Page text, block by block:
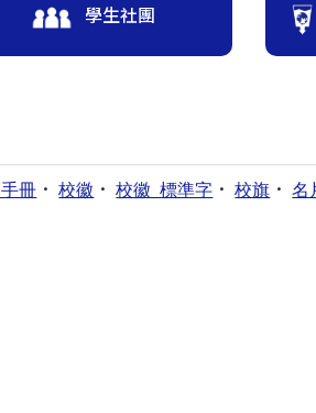
學生社團
冊 ．校徽 ．校徽_標準字 ．校旗 ．名